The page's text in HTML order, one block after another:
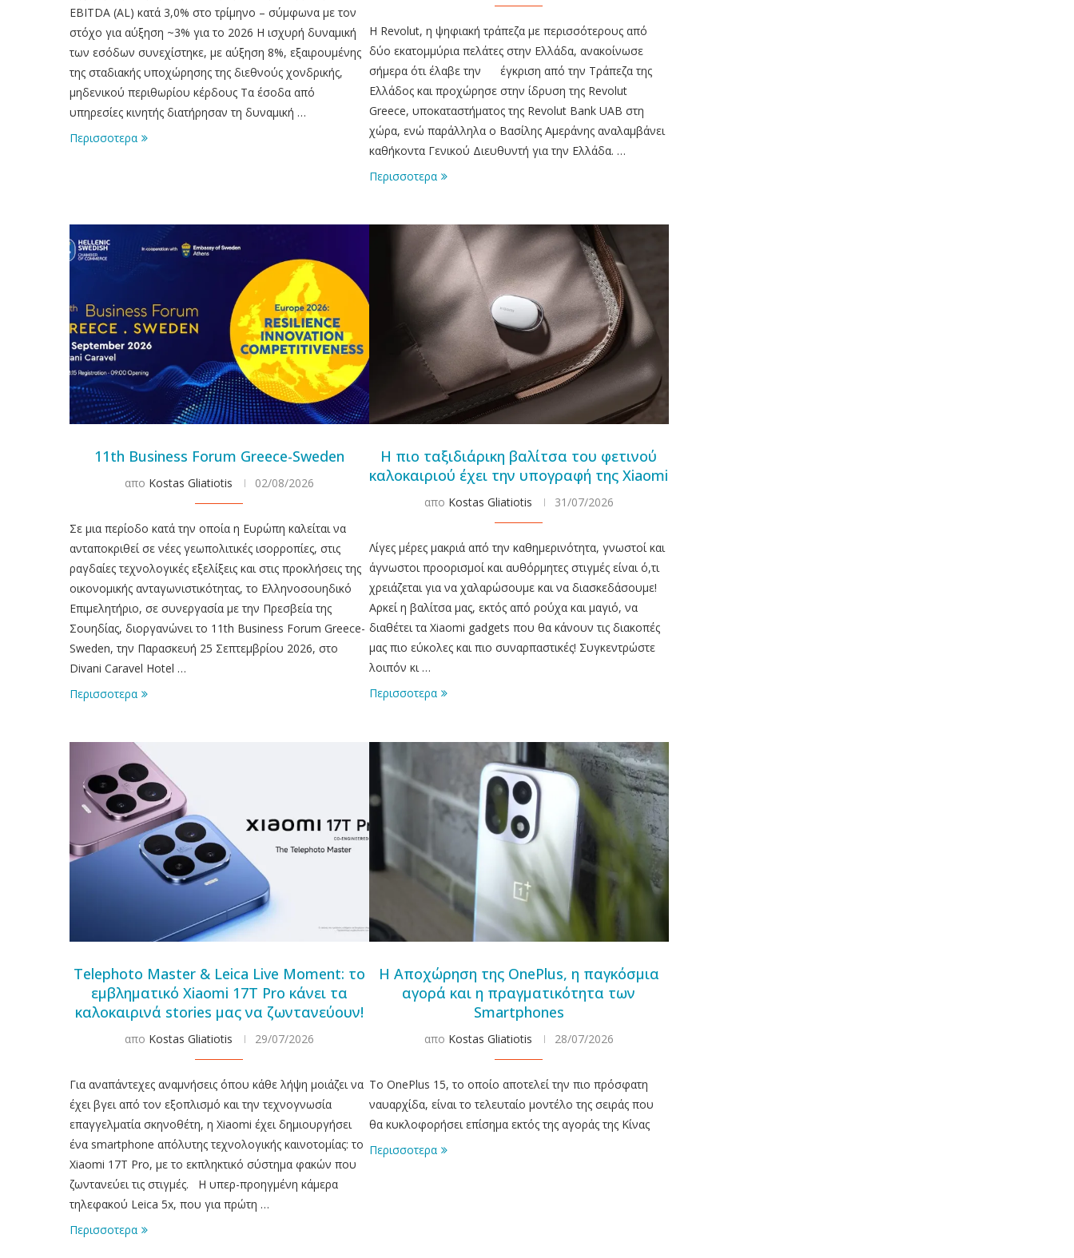
EBITDA (AL) κατά 3,0% στο τρίμηνο – σύμφωνα με τον
στόχο για αύξηση ~3% για το 2026 Η ισχυρή δυναμική
των εσόδων συνεχίστηκε, με αύξηση 8%, εξαιρουμένης
της σταδιακής υποχώρησης της διεθνούς χονδρικής,
μηδενικού περιθωρίου κέρδους Τα έσοδα από
υπηρεσίες κινητής διατήρησαν τη δυναμική …
Περισσοτερα
Η Revolut, η ψηφιακή τράπεζα με περισσότερους από
δύο εκατομμύρια πελάτες στην Ελλάδα, ανακοίνωσε
σήμερα ότι έλαβε την έγκριση από την Τράπεζα της
Ελλάδος και προχώρησε στην ίδρυση της Revolut
Greece, υποκαταστήματος της Revolut Bank UAB στη
χώρα, ενώ παράλληλα ο Βασίλης Αμεράνης αναλαμβάνει
καθήκοντα Γενικού Διευθυντή για την Ελλάδα. …
Περισσοτερα
11th Business Forum Greece-Sweden
απο Kostas Gliatiotis 02/08/2026
Σε μια περίοδο κατά την οποία η Ευρώπη καλείται να
ανταποκριθεί σε νέες γεωπολιτικές ισορροπίες, στις
ραγδαίες τεχνολογικές εξελίξεις και στις προκλήσεις της
οικονομικής ανταγωνιστικότητας, το Ελληνοσουηδικό
Επιμελητήριο, σε συνεργασία με την Πρεσβεία της
Σουηδίας, διοργανώνει το 11th Business Forum Greece-
Sweden, την Παρασκευή 25 Σεπτεμβρίου 2026, στο
Divani Caravel Hotel …
Περισσοτερα
Η πιο ταξιδιάρικη βαλίτσα του φετινού
καλοκαιριού έχει την υπογραφή της Xiaomi
απο Kostas Gliatiotis 31/07/2026
Λίγες μέρες μακριά από την καθημερινότητα, γνωστοί και
άγνωστοι προορισμοί και αυθόρμητες στιγμές είναι ό,τι
χρειάζεται για να χαλαρώσουμε και να διασκεδάσουμε!
Αρκεί η βαλίτσα μας, εκτός από ρούχα και μαγιό, να
διαθέτει τα Xiaomi gadgets που θα κάνουν τις διακοπές
μας πιο εύκολες και πιο συναρπαστικές! Συγκεντρώστε
λοιπόν κι …
Περισσοτερα
Telephoto Master & Leica Live Moment: το
εμβληματικό Xiaomi 17Τ Pro κάνει τα
καλοκαιρινά stories μας να ζωντανεύουν!
απο Kostas Gliatiotis 29/07/2026
Για αναπάντεχες αναμνήσεις όπου κάθε λήψη μοιάζει να
έχει βγει από τον εξοπλισμό και την τεχνογνωσία
επαγγελματία σκηνοθέτη, η Xiaomi έχει δημιουργήσει
ένα smartphone απόλυτης τεχνολογικής καινοτομίας: τo
Xiaomi 17T Pro, με το εκπληκτικό σύστημα φακών που
ζωντανεύει τις στιγμές. Η υπερ-προηγμένη κάμερα
τηλεφακού Leica 5x, που για πρώτη …
Περισσοτερα
Η Αποχώρηση της OnePlus, η παγκόσμια
αγορά και η πραγματικότητα των
Smartphones
απο Kostas Gliatiotis 28/07/2026
Το OnePlus 15, το οποίο αποτελεί την πιο πρόσφατη
ναυαρχίδα, είναι το τελευταίο μοντέλο της σειράς που
θα κυκλοφορήσει επίσημα εκτός της αγοράς της Κίνας
Περισσοτερα